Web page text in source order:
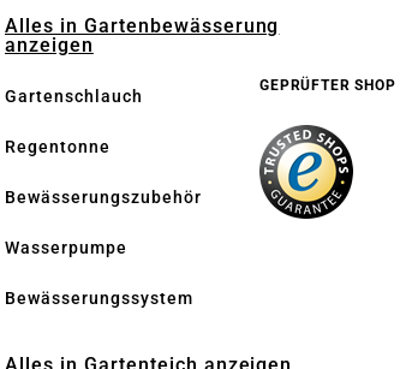
Alles in Gartenbewässerung
anzeigen
Gartenschlauch
Regentonne
Bewässerungszubehör
Wasserpumpe
Bewässerungssystem
GEPRÜFTER SHOP